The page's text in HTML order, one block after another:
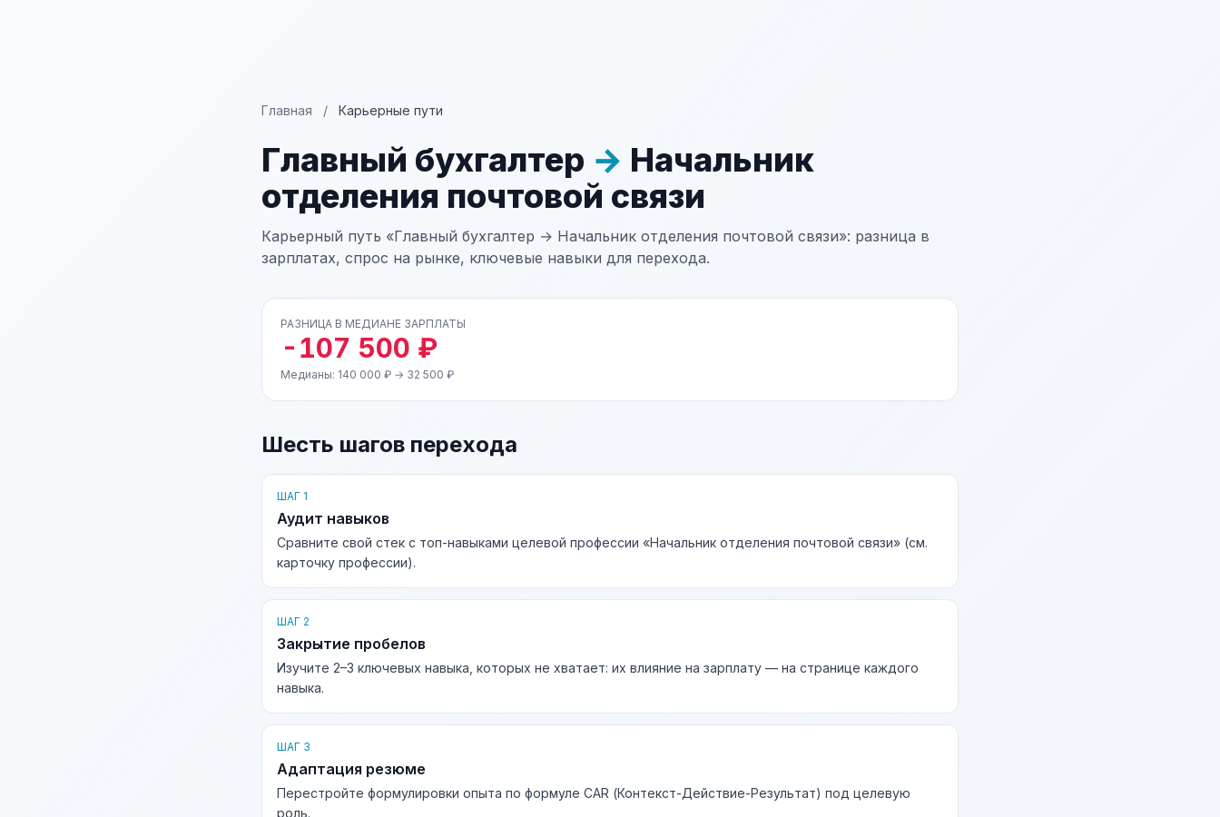
Главная / Карьерные пути
Главный бухгалтер → Начальник
отделения почтовой связи
Карьерный путь «Главный бухгалтер → Начальник отделения почтовой связи»: разница в
зарплатах, спрос на рынке, ключевые навыки для перехода.
РАЗНИЦА В МЕДИАНЕ ЗАРПЛАТЫ
-107 500 ₽
Медианы: 140 000 ₽ → 32 500 ₽
Шесть шагов перехода
ШАГ 1
Аудит навыков
Сравните свой стек с топ-навыками целевой профессии «Начальник отделения почтовой связи» (см.
карточку профессии).
ШАГ 2
Закрытие пробелов
Изучите 2–3 ключевых навыка, которых не хватает: их влияние на зарплату — на странице каждого
навыка.
ШАГ 3
Адаптация резюме
Перестройте формулировки опыта по формуле CAR (Контекст-Действие-Результат) под целевую
роль.